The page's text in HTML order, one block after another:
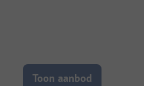
Toon aanbod